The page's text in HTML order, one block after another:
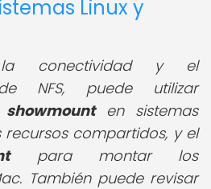
Linux y
conectividad y el
NFS, puede utilizar
showmounten sistemas
recursos compartidos, y el
para montar los
También puede revisar